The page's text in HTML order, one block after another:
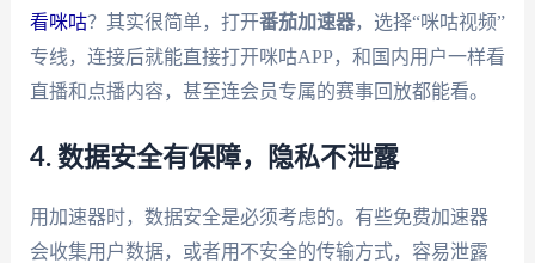
看咪咕？其实很简单，打开番茄加速器，选择“咪咕视频”
专线，连接后就能直接打开咪咕APP，和国内用户一样看
直播和点播内容，甚至连会员专属的赛事回放都能看。
4. 数据安全有保障，隐私不泄露
用加速器时，数据安全是必须考虑的。有些免费加速器
会收集用户数据，或者用不安全的传输方式，容易泄露